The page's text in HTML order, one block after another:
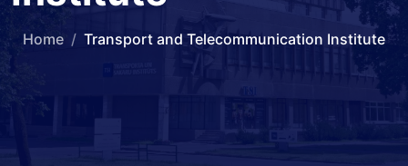
Home Transport and Telecommunication Institute